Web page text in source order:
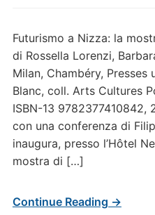
Futurismo a Nizza: la
di Rossella Lorenzi,
Milan, Chambéry,
Blanc, coll. Arts Cultures
ISBN-13 9782377410842,
con una conferenza di
inaugura, presso l’Hôtel
mostra di […]
Continue Reading →